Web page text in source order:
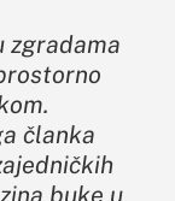
zgradama
članka
buke u